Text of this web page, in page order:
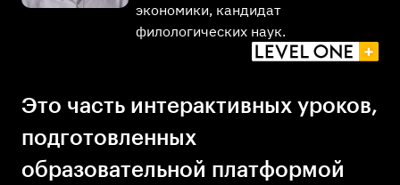
Это часть интерактивных уроков,
подготовленных
образовательной платформой
экономики, кандидат
филологических наук.